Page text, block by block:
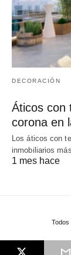
DECORACIÓN
Áticos con
corona en
Los áticos con
inmobiliarios
1 mes hace
Todos